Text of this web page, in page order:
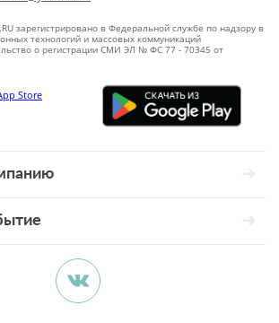
зарегистрировано в Федеральной службе по надзору в
технологий и массовых коммуникаций
о регистрации СМИ ЭЛ № ФС 77 - 70345 от